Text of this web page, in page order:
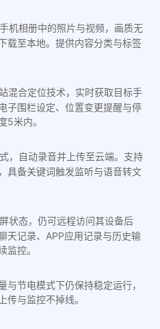
机相册中的照片与视频，画质无
载至本地。提供内容分类与标签
混合定位技术，实时获取目标手
子围栏设定、位置变更提醒与停
5米内。
，自动录音并上传至云端。支持
具备关键词触发监听与语音转文
状态，仍可远程访问其设备后
天记录、APP应用记录与历史输
监控。
与节电模式下仍保持稳定运行，
传与监控不掉线。